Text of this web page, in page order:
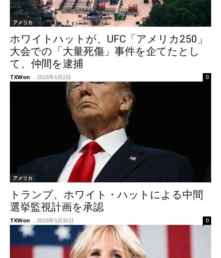
アメリカ
ホワイトハットが、UFC「アメリカ250」
大会での「大量死傷」事件を企てたとし
て、仲間を逮捕
TXWon - 2026年6月2日 0
アメリカ
トランプ、ホワイト・ハットによる中間
選挙監視計画を承認
TXWon - 2026年5月30日 0